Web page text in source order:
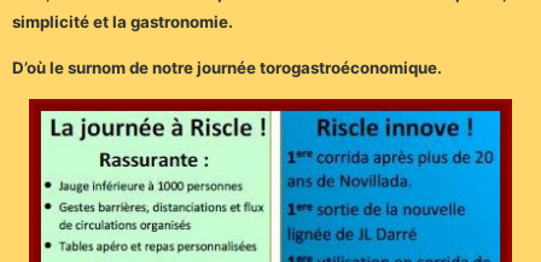
simplicité et la gastronomie.
D’où le surnom de notre journée torogastroéconomique.